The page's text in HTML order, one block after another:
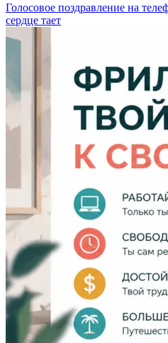
Голосовое поздравление на
сердце тает